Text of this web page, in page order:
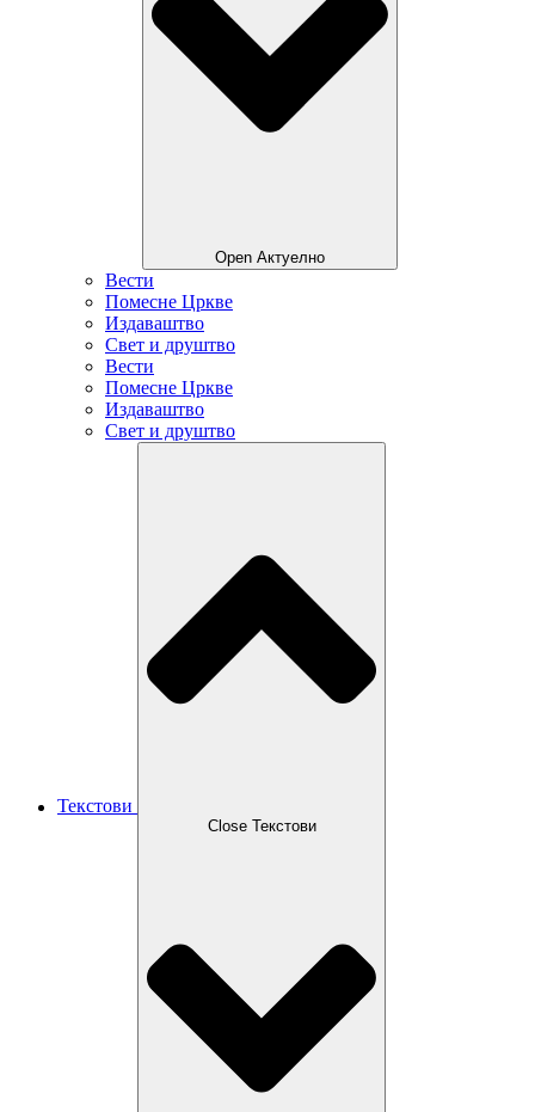
Open Актуелно
Вести
Помесне Цркве
Издаваштво
Свет и друштво
Вести
Помесне Цркве
Издаваштво
Свет и друштво
Текстови
Close Текстови